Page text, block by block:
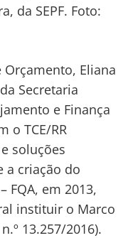
da SEPF. Foto:
Eliana
Secretaria
e Finança
o TCE/RR
soluções
a criação do
FQA, em 2013,
instituir o Marco
13.257/2016).